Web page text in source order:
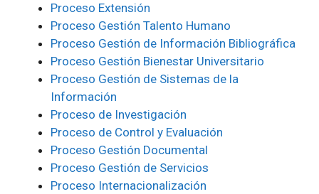
Proceso Extensión
Proceso Gestión Talento Humano
Proceso Gestión de Información Bibliográfica
Proceso Gestión Bienestar Universitario
Proceso Gestión de Sistemas de la
Información
Proceso de Investigación
Proceso de Control y Evaluación
Proceso Gestión Documental
Proceso Gestión de Servicios
Proceso Internacionalización